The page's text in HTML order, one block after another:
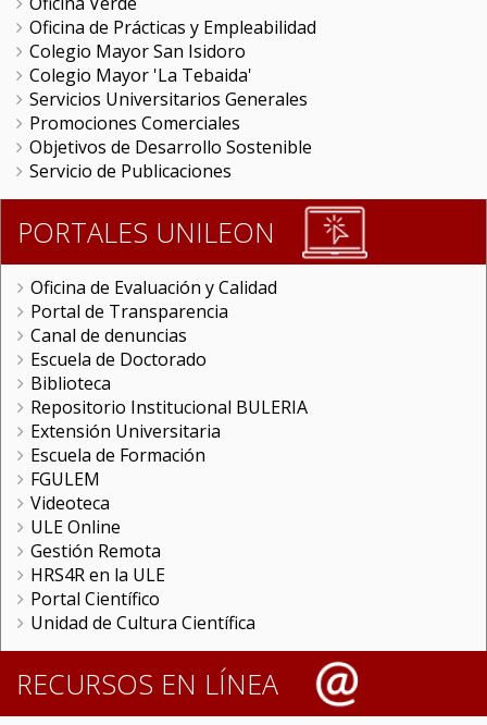
Oficina de Prácticas y Empleabilidad
Colegio Mayor San Isidoro
Colegio Mayor 'La Tebaida'
Servicios Universitarios Generales
Promociones Comerciales
Objetivos de Desarrollo Sostenible
Servicio de Publicaciones
PORTALES UNILEON
Oficina de Evaluación y Calidad
Portal de Transparencia
Canal de denuncias
Escuela de Doctorado
Biblioteca
Repositorio Institucional BULERIA
Extensión Universitaria
Escuela de Formación
FGULEM
Videoteca
ULE Online
Gestión Remota
HRS4R en la ULE
Portal Científico
Unidad de Cultura Científica
RECURSOS EN LÍNEA